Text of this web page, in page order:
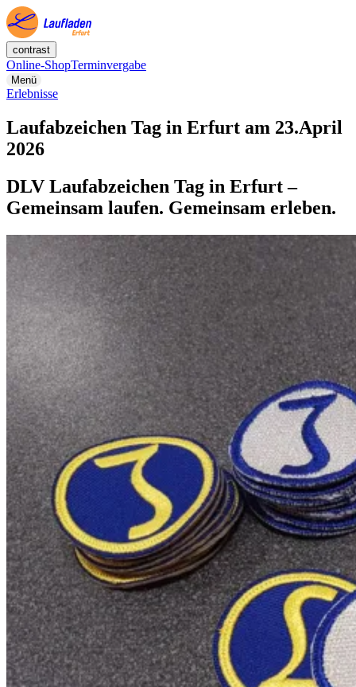
contrast
Online-ShopTerminvergabe
Menü
Erlebnisse
Laufabzeichen Tag in Erfurt am 23.April
2026
DLV Laufabzeichen Tag in Erfurt –
Gemeinsam laufen. Gemeinsam erleben.